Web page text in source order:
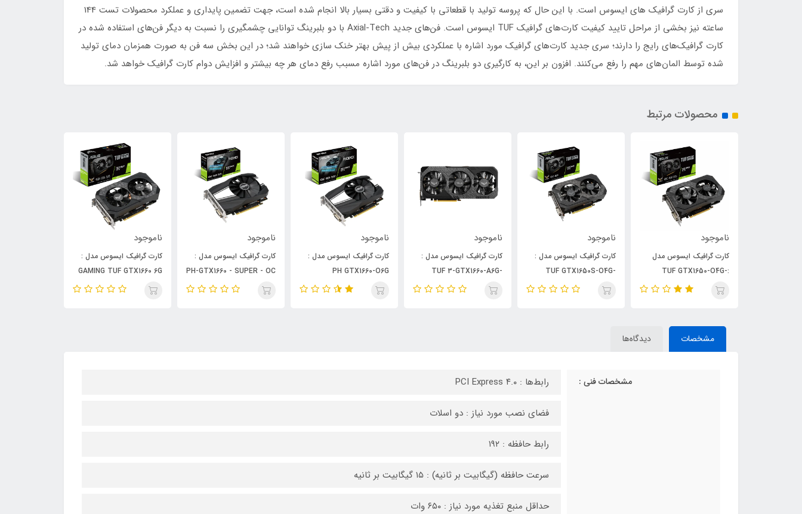
سری از کارت گرافیک های ایسوس است. با این حال که پروسه تولید با قطعاتی با کیفیت و دقتی بسیار بالا انجام شده است، جهت تضمین پایداری و عملکرد محصولات تست 144
ساعته نیز بخشی از مراحل تایید کیفیت کارت‌های گرافیک TUF ایسوس است. فن‌های جدید Axial-Tech با دو بلبرینگ توانایی چشمگیری را نسبت به دیگر فن‌های استفاده شده در
کارت گرافیک‌های رایج را دارند؛ سری جدید کارت‌های گرافیک مورد اشاره با عملکردی بیش از پیش بهتر خنک سازی خواهند شد؛ در این بخش سه فن به صورت همزمان دمای تولید
شده توسط المان‌های مهم را رفع می‌کنند. افزون بر این، به کارگیری دو بلبرینگ در فن‌های مورد اشاره مسبب رفع دمای هر چه بیشتر و افزایش دوام کارت گرافیک خواهد شد.
محصولات مرتبط
ناموجود
کارت گرافیک ایسوس مدل :
TUF GTX1650S-O4G-
GAMING
ناموجود
کارت گرافیک ایسوس مدل :
TUF 3-GTX1660-A6G-
GAMING
ناموجود
کارت گرافیک ایسوس مدل :
PH GTX1660-O6G
ناموجود
کارت گرافیک ایسوس مدل :
PH-GTX1660 - SUPER - OC
- 6G
ناموجود
کارت گرافیک ایسوس مدل :
GAMING TUF GTX1660 6G
ناموجود
کارت گرافیک ایسوس مدل :
TUF-GTX1660-O6G-
GAMING
مشخصات دیدگاه‌ها
مشخصات فنی : رابط‌ها : PCI Express ۴.۰
فضای نصب مورد نیاز : دو اسلات
رابط حافظه : ۱۹۲
سرعت حافظه (گیگابیت بر ثانیه) : ۱۵ گیگابیت بر ثانیه
حداقل منبع تغذیه مورد نیاز : ۶۵۰ وات